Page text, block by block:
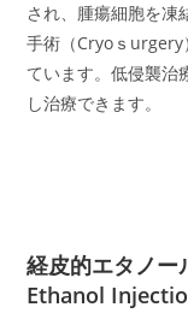
され、腫瘍細胞を凍
手術（Cryoｓ
ています。低侵襲治
し治療できます。
経皮的エタノ
Ethanol